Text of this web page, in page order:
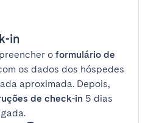
in
o formulário de
os dados dos hóspedes
aproximada. Depois,
de check-in 5 dias